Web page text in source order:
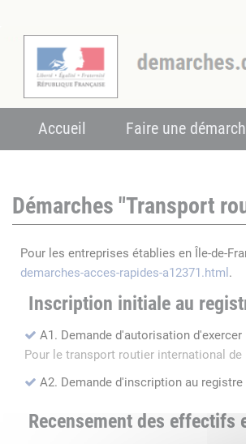
Accueil Faire une
Démarches "Transport
Pour les entreprises établies en Île-de-
demarches-acces-rapides-a12371.html .
Inscription initiale au
A1. Demande d'autorisation
Pour le transport routier international
A2. Demande d'inscription au
Recensement des effectifs